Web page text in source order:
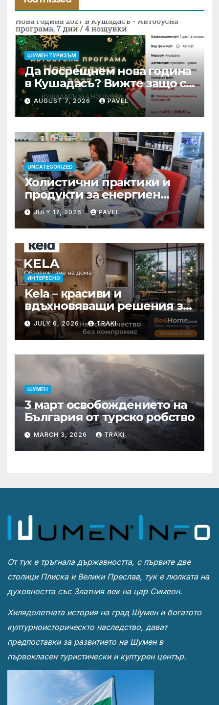
ШУМЕН ТУРИЗЪМ
Да посрещнем нова година
в Кушадасъ? Вижте защо си
заслужава …
AUGUST 7, 2026 PAVEL
UNCATEGORIZED
Холистични практики и
продукти за енергиен
баланс в ежедневието
JULY 17, 2026 PAVEL
ИНТЕРЕСНО
Kela – красиви и
вдъхновяващи решения за
вашия дом
JULY 6, 2026 TRAKI
ШУМЕН
3 март освобождението на
България от турско робство
MARCH 3, 2026 TRAKI
От тук е тръгнала държавността, с първите две
столици Плиска и Велики Преслав, тук е люлката на
духовността със Златния век на цар Симеон.
Хилядолетната история на град Шумен и богатото
културноисторическто наследство, дават
предпоставки за развитието на Шумен в
първокласен туристически и културен център.